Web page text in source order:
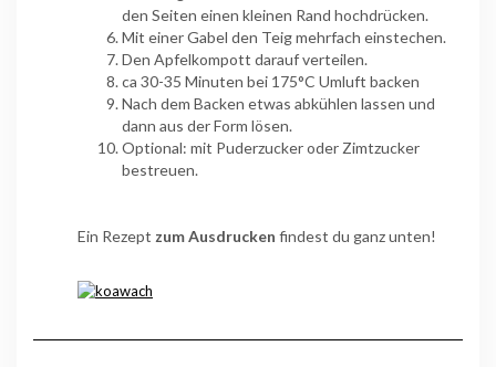
den Seiten einen kleinen Rand hochdrücken.
Mit einer Gabel den Teig mehrfach einstechen.
Den Apfelkompott darauf verteilen.
ca 30-35 Minuten bei 175°C Umluft backen
Nach dem Backen etwas abkühlen lassen und
dann aus der Form lösen.
Optional: mit Puderzucker oder Zimtzucker
bestreuen.
Ein Rezept zum Ausdrucken findest du ganz unten!